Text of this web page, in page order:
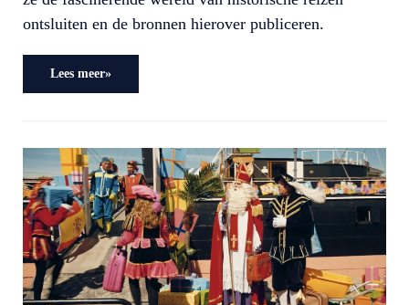
ontsluiten en de bronnen hierover publiceren.
Lees meer»